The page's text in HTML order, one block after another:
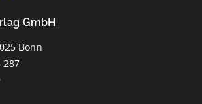
GmbH
Bonn
287